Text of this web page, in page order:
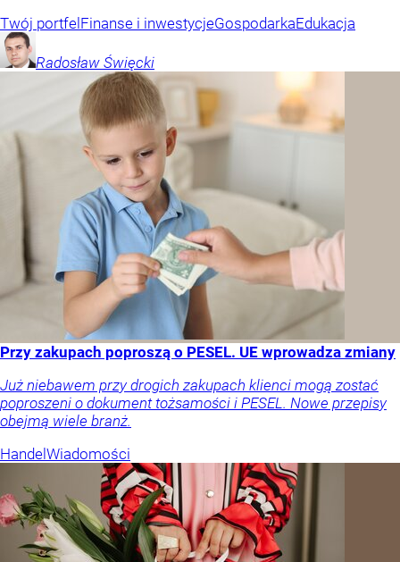
Twój portfelFinanse i inwestycjeGospodarkaEdukacja
Radosław Święcki
Przy zakupach poproszą o PESEL. UE wprowadza zmiany
Już niebawem przy drogich zakupach klienci mogą zostać
poproszeni o dokument tożsamości i PESEL. Nowe przepisy
obejmą wiele branż.
HandelWiadomości